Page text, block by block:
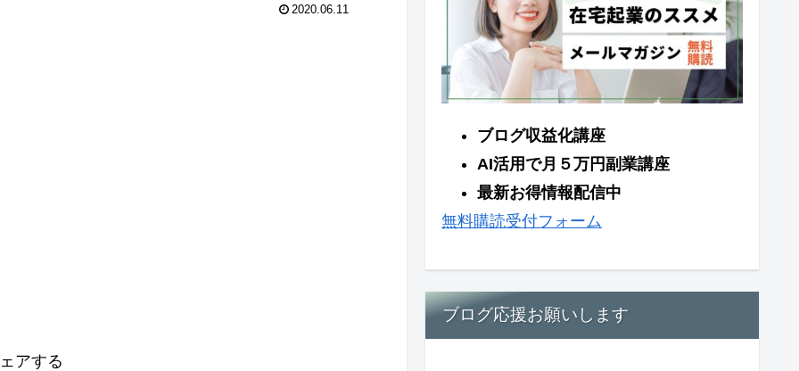
2020.06.11
アする
ブログ収益化講座
AI活用で月５万円副業講座
最新お得情報配信中
無料購読受付フォーム
ブログ応援お願いします